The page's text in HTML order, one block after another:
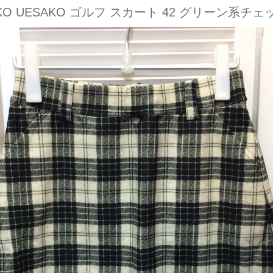
UESAKO ゴルフ スカート 42 グリーン系チェ